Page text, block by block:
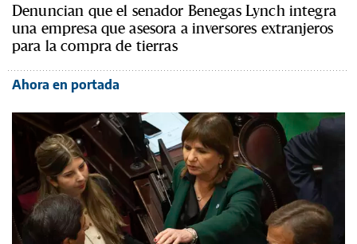
Denuncian que el senador Benegas Lynch integra
una empresa que asesora a inversores extranjeros
para la compra de tierras
Ahora en portada